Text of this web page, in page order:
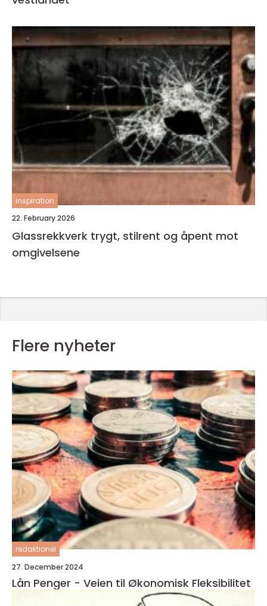
inspiration
22. February 2026
Glassrekkverk trygt, stilrent og åpent mot
omgivelsene
Flere nyheter
redaktionel
27. December 2024
Lån Penger - Veien til Økonomisk Fleksibilitet